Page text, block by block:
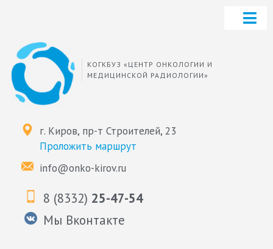
КОГКБУЗ «ЦЕНТР ОНКОЛОГИИ И
МЕДИЦИНСКОЙ РАДИОЛОГИИ»
г. Киров, пр-т Строителей, 23
Проложить маршрут
info@onko-kirov.ru
8 (8332) 25-47-54
Мы Вконтакте